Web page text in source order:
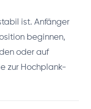
ist. Anfänger
beginnen,
oder auf
zur Hochplank-